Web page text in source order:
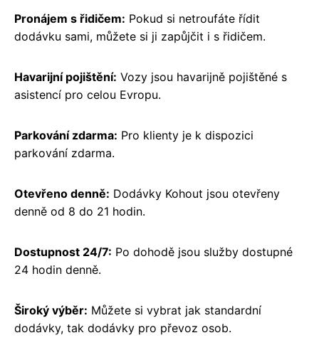
Pronájem s řidičem: Pokud si netroufáte řídit
dodávku sami, můžete si ji zapůjčit i s řidičem.
Havarijní pojištění: Vozy jsou havarijně pojištěné s
asistencí pro celou Evropu.
Parkování zdarma: Pro klienty je k dispozici
parkování zdarma.
Otevřeno denně: Dodávky Kohout jsou otevřeny
denně od 8 do 21 hodin.
Dostupnost 24/7: Po dohodě jsou služby dostupné
24 hodin denně.
Široký výběr: Můžete si vybrat jak standardní
dodávky, tak dodávky pro převoz osob.